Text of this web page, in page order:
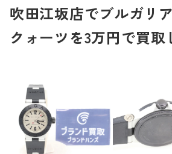
吹田江坂店でブルガリ
クォーツを3万円で買取